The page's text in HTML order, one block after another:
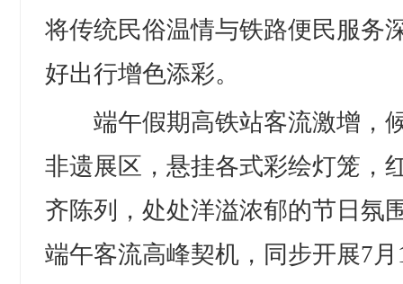
将传统民俗温情与铁路便民服务
好出行增色添彩。
端午假期高铁站客流激增，
非遗展区，悬挂各式彩绘灯笼，
齐陈列，处处洋溢浓郁的节日氛
端午客流高峰契机，同步开展7